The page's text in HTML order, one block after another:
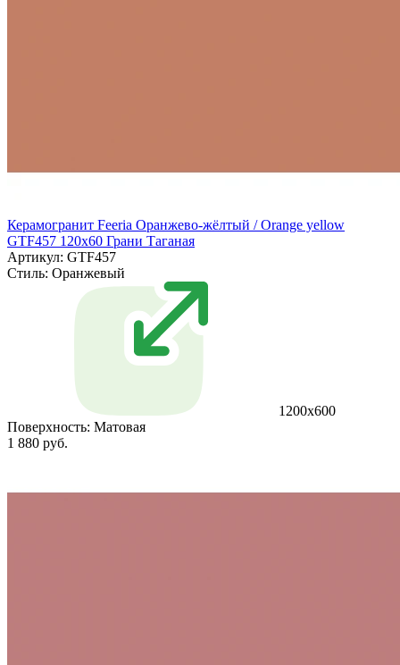
Керамогранит Feeria Оранжево‑жёлтый / Orange yellow
GTF457 120х60 Грани Таганая
Артикул: GTF457
Стиль: Оранжевый
1200х600
Поверхность: Матовая
1 880 руб.